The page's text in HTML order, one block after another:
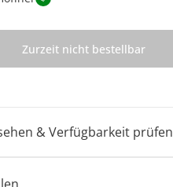
Zurzeit nicht bestellbar
& Verfügbarkeit prüfen